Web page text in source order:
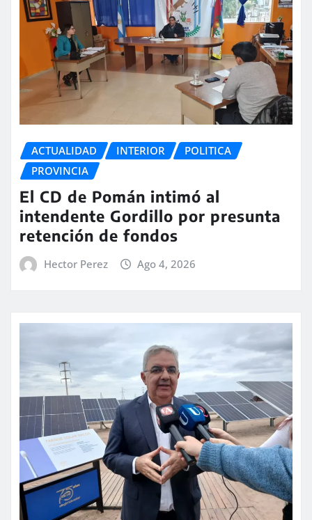
ACTUALIDAD INTERIOR
POLITICA
PROVINCIA
El CD de Pomán intimó al
intendente Gordillo por presunta
retención de fondos
Hector Perez Ago 4, 2026